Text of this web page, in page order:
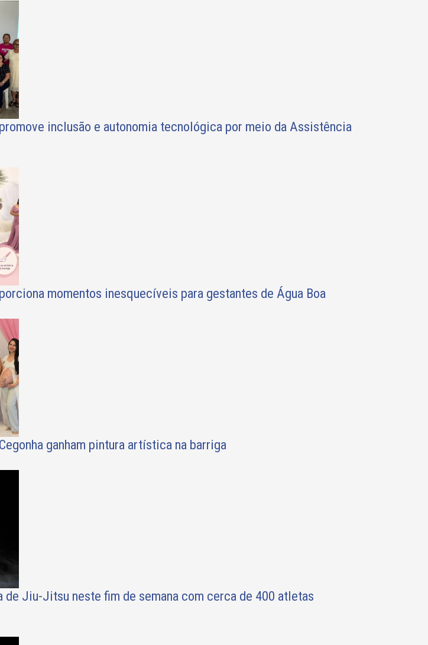
inclusão e autonomia tecnológica por meio da Assistência
momentos inesquecíveis para gestantes de Água Boa
ganham pintura artística na barriga
de Jiu-Jitsu neste fim de semana com cerca de 400 atletas